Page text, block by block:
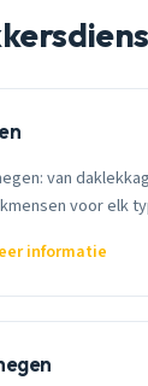
van
voor elk
informatie